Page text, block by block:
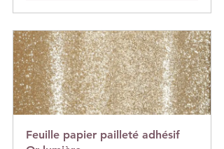
Feuille papier pailleté adhésif